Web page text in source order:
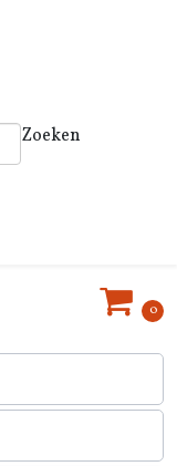
Zoeken
0